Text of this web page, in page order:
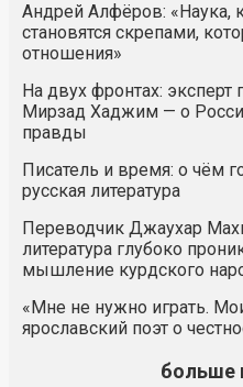
Андрей Алфёров: «Наука,
становятся скрепами,
отношения»
На двух фронтах:
Мирзад Хаджим — о
правды
Писатель и время: о чём
русская литература
Переводчик Джаухар
литература глубоко
мышление курдского
«Мне не нужно играть.
ярославский поэт о
больше